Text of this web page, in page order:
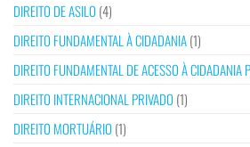
DIREITO DE ASILO (4)
DIREITO FUNDAMENTAL À CIDADANIA(1)
DIREITO FUNDAMENTAL DE ACESSO À CIDADANIA
DIREITO INTERNACIONAL PRIVADO (1)
DIREITO MORTUÁRIO (1)